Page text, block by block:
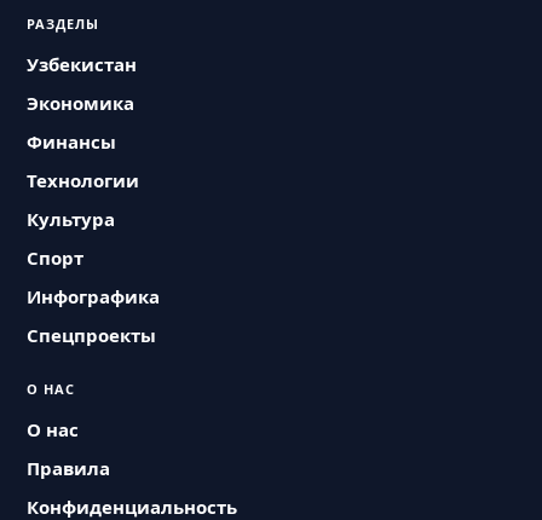
РАЗДЕЛЫ
Узбекистан
Экономика
Финансы
Технологии
Культура
Спорт
Инфографика
Спецпроекты
О НАС
О нас
Правила
Конфиденциальность